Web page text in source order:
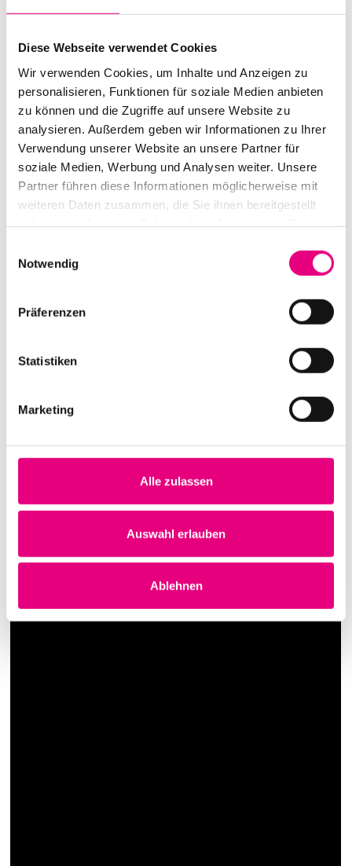
Diese Webseite verwendet Cookies
Wir verwenden Cookies, um Inhalte und Anzeigen zu
personalisieren, Funktionen für soziale Medien anbieten
zu können und die Zugriffe auf unsere Website zu
analysieren. Außerdem geben wir Informationen zu Ihrer
Verwendung unserer Website an unsere Partner für
soziale Medien, Werbung und Analysen weiter. Unsere
Partner führen diese Informationen möglicherweise mit
weiteren Daten zusammen, die Sie ihnen bereitgestellt
Notwendig
Präferenzen
Statistiken
Marketing
Alle zulassen
Auswahl erlauben
Ablehnen
Improvisation unter Einbezug von Elektronik – was
einerseits an Krautrock denken lässt, aber andererseits
eine Improvisation über eine Bachkantate nicht
ausschließt. On top: Die Visuals von Nico Weber und
Marc Nordbruch (NOW Collective Berlin) „bebildern“ das
Geschehen nicht, sondern sind gleichberechtigter Teil
der Improvisation. Nichts ist garantiert, aber alles
erlaubt.